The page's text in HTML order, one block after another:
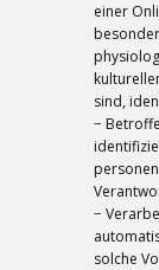
einer
sind,
−
−
solche